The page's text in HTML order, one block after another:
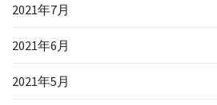
2021年7月
2021年6月
2021年5月